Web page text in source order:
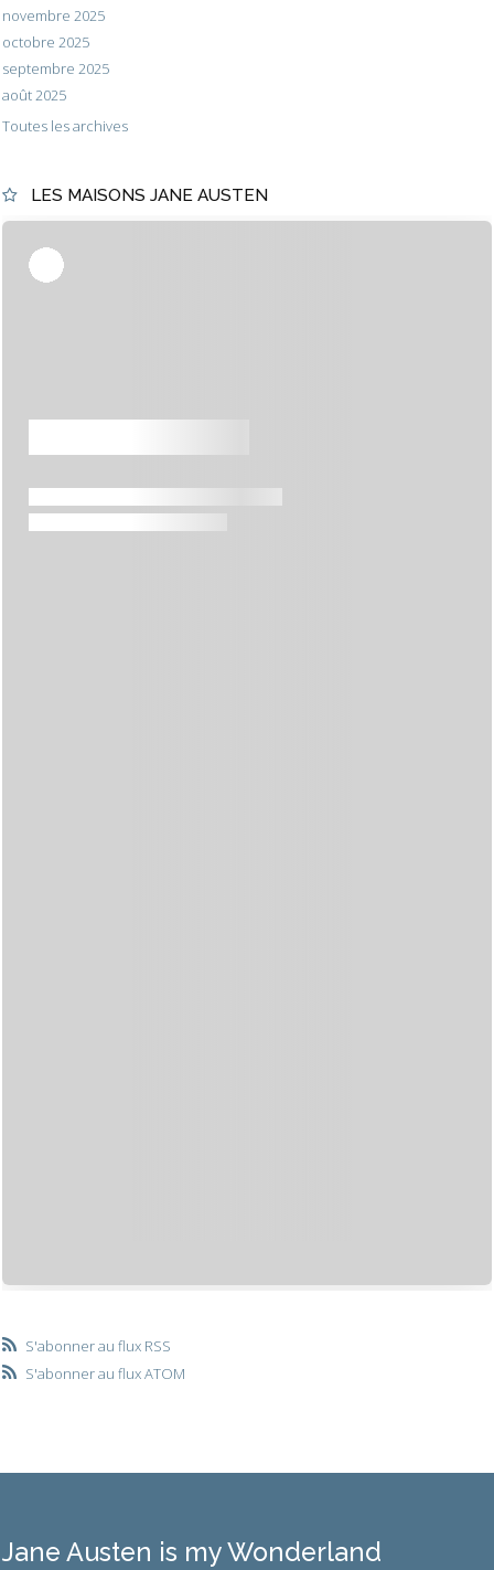
novembre 2025
octobre 2025
septembre 2025
août 2025
Toutes les archives
LES MAISONS JANE AUSTEN
S'abonner au flux RSS
S'abonner au flux ATOM
Jane Austen is my Wonderland